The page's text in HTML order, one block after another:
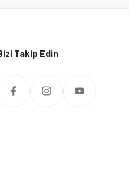
Takip Edin